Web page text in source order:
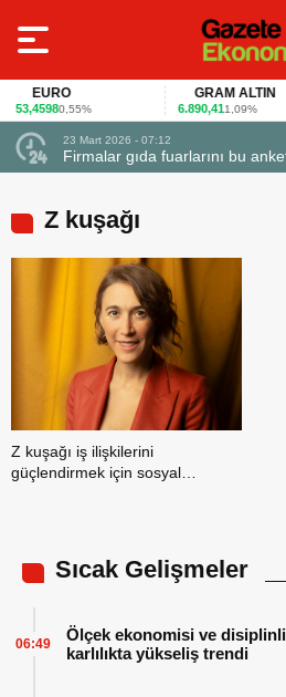
EURO
53,45980,55%
GRAM ALTIN
6.890,411,09%
23 Mart 2026 - 07:12
Firmalar gıda fuarlarını bu
Z kuşağı
Z kuşağı iş ilişkilerini
güçlendirmek için sosyal
Sıcak Gelişmeler
Ölçek ekonomisi ve
karlılıkta yükseliş trendi
06:49